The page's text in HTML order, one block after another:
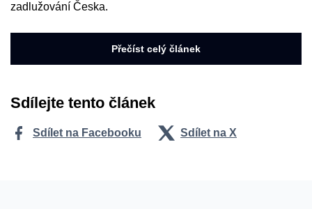
zadlužování Česka.
Přečíst celý článek
Sdílejte tento článek
Sdílet na Facebooku Sdílet na X